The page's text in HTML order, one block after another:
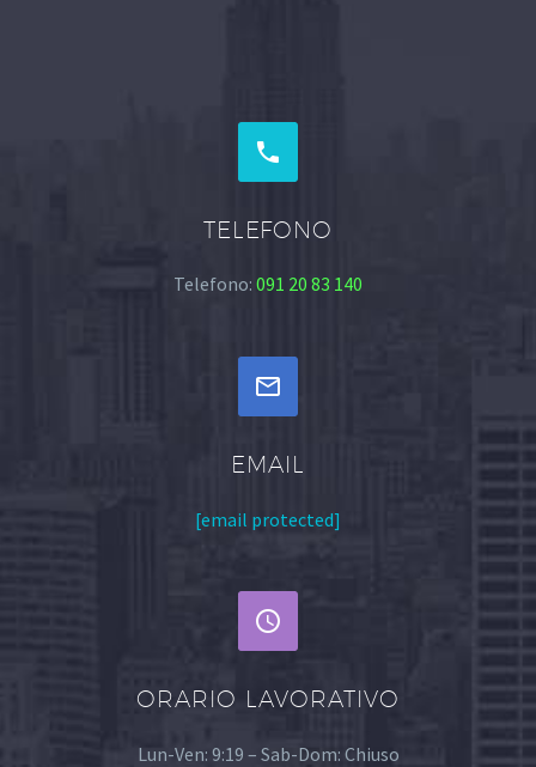


TELEFONO
Telefono: 091 20 83 140


EMAIL
[email protected]


ORARIO LAVORATIVO
Lun-Ven: 9:19 – Sab-Dom: Chiuso